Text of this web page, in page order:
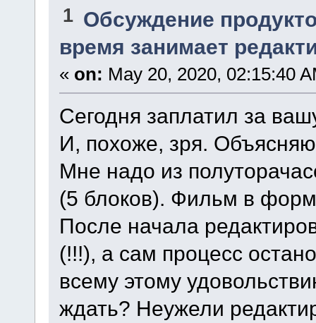
1 Обсуждение
время занимает
« on: May 20, 2020, 02:15:40
Сегодня заплатил за
И, похоже, зря.
Мне надо из
(5 блоков). Фильм в
После начала
(!!!), а сам процесс
всему этому
ждать? Неужели